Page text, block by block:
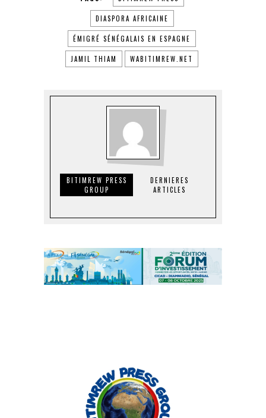
DIASPORA AFRICAINE
ÉMIGRÉ SÉNÉGALAIS EN ESPAGNE
JAMIL THIAM WABITIMREW.NET
BITIMREW PRESS
GROUP
DERNIERES
ARTICLES